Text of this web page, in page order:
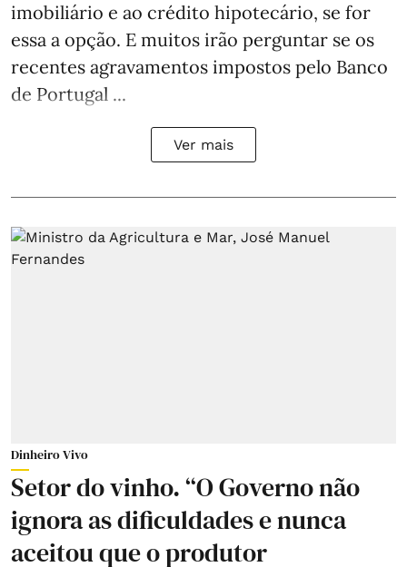
imobiliário e ao crédito hipotecário, se for
essa a opção. E muitos irão perguntar se os
recentes agravamentos impostos pelo Banco
de Portugal ...
Ver mais
Dinheiro Vivo
Setor do vinho. “O Governo não
ignora as dificuldades e nunca
aceitou que o produtor